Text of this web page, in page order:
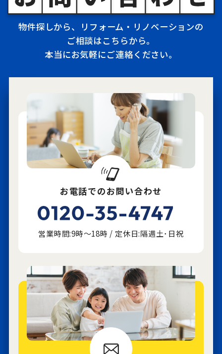
物件探しから、リフォーム・リノベーションの
ご相談はこちらから。
本当にお気軽にご連絡ください。
お電話でのお問い合わせ
営業時間:9時～18時 / 定休日:隔週土･日祝